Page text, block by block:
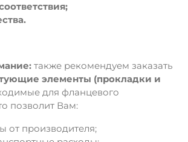
также рекомендуем заказать
элементы (прокладки и
для фланцевого
позволит Вам:
от производителя;